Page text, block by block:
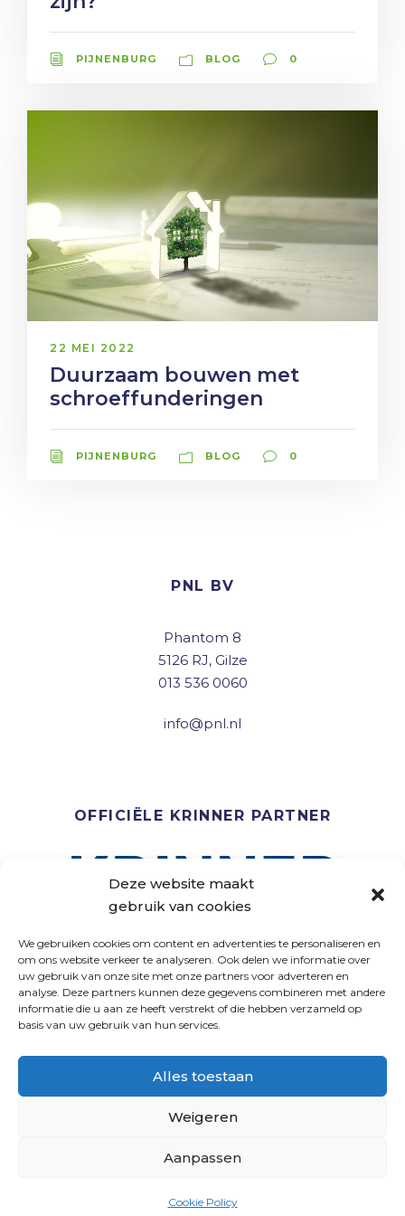
Deze website maakt
gebruik van cookies
We gebruiken cookies om content en advertenties te personaliseren en
om ons website verkeer te analyseren. Ook delen we informatie over
uw gebruik van onze site met onze partners voor adverteren en
analyse. Deze partners kunnen deze gegevens combineren met andere
informatie die u aan ze heeft verstrekt of die hebben verzameld op
basis van uw gebruik van hun services.
Alles toestaan
Weigeren
Aanpassen
Cookie Policy
PIJNENBURG BLOG 0
22 MEI 2022
Duurzaam bouwen met
schroeffunderingen
PIJNENBURG BLOG 0
PNL BV
Phantom 8
5126 RJ, Gilze
013 536 0060
info@pnl.nl
OFFICIËLE KRINNER PARTNER
VOLG ONS
| WEBSITE DOOR